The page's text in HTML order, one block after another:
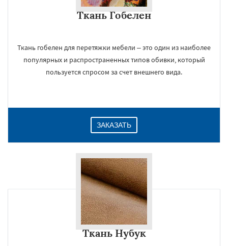
Ткань Гобелен
Ткань гобелен для перетяжки мебели – это один из наиболее
популярных и распространенных типов обивки, который
пользуется спросом за счет внешнего вида.
ЗАКАЗАТЬ
Ткань Нубук